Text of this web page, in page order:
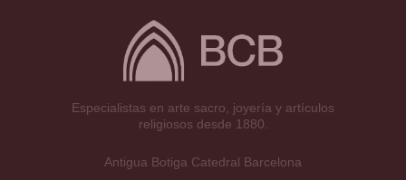
Especialistas en arte sacro, joyería y artículos
religiosos desde 1880.
Antigua Botiga Catedral Barcelona